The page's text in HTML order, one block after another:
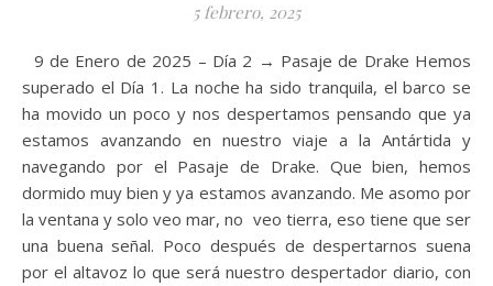
5 febrero, 2025
9 de Enero de 2025 – Día 2 → Pasaje de Drake Hemos
superado el Día 1. La noche ha sido tranquila, el barco se
ha movido un poco y nos despertamos pensando que ya
estamos avanzando en nuestro viaje a la Antártida y
navegando por el Pasaje de Drake. Que bien, hemos
dormido muy bien y ya estamos avanzando. Me asomo por
la ventana y solo veo mar, no veo tierra, eso tiene que ser
una buena señal. Poco después de despertarnos suena
por el altavoz lo que será nuestro despertador diario, con